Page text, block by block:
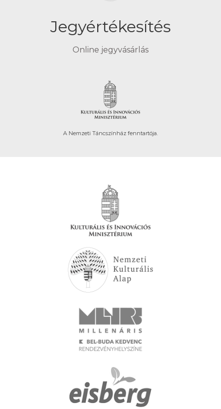
Jegyértékesítés
Online jegyvásárlás
A Nemzeti Táncszínház fenntartója.